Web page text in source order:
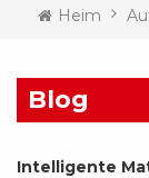
Heim
Blog
Intelligente